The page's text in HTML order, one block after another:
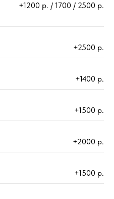
+1200 р. / 1700 / 2500 р.
+2500 р.
+1400 р.
+1500 р.
+2000 р.
+1500 р.